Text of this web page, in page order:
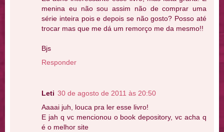
menina eu não sou assim não de comprar uma
série inteira pois e depois se não gosto? Posso até
trocar mas que me dá um remorço me da mesmo!!
Bjs
Responder
Leti 30 de agosto de 2011 às 20:50
Aaaai juh, louca pra ler esse livro!
E jah q vc mencionou o book depository, vc acha q
é o melhor site